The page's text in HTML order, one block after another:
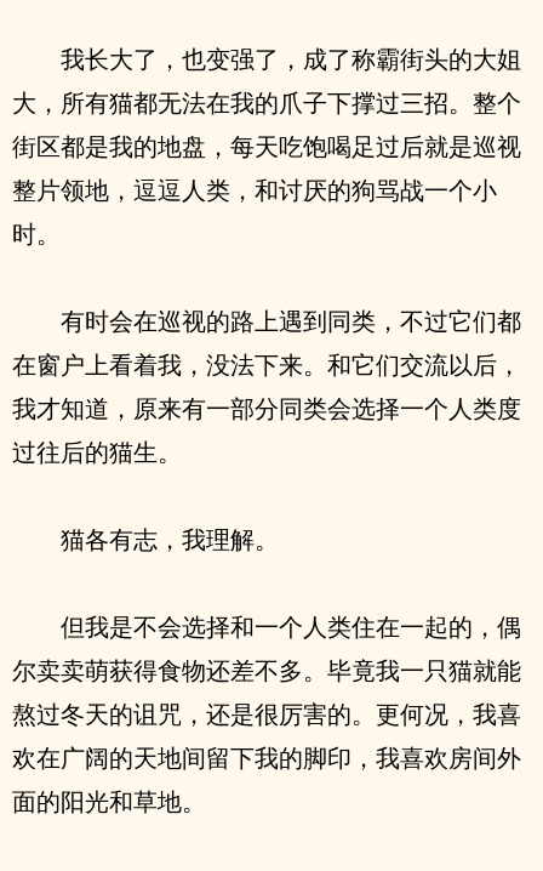
我长大了，也变强了，成了称霸街头的大姐
大，所有猫都无法在我的爪子下撑过三招。整个
街区都是我的地盘，每天吃饱喝足过后就是巡视
整片领地，逗逗人类，和讨厌的狗骂战一个小
时。
有时会在巡视的路上遇到同类，不过它们都
在窗户上看着我，没法下来。和它们交流以后，
我才知道，原来有一部分同类会选择一个人类度
过往后的猫生。
猫各有志，我理解。
但我是不会选择和一个人类住在一起的，偶
尔卖卖萌获得食物还差不多。毕竟我一只猫就能
熬过冬天的诅咒，还是很厉害的。更何况，我喜
欢在广阔的天地间留下我的脚印，我喜欢房间外
面的阳光和草地。